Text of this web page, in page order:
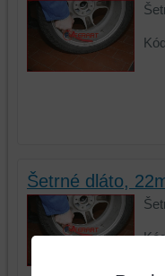
Šetrné dláto,